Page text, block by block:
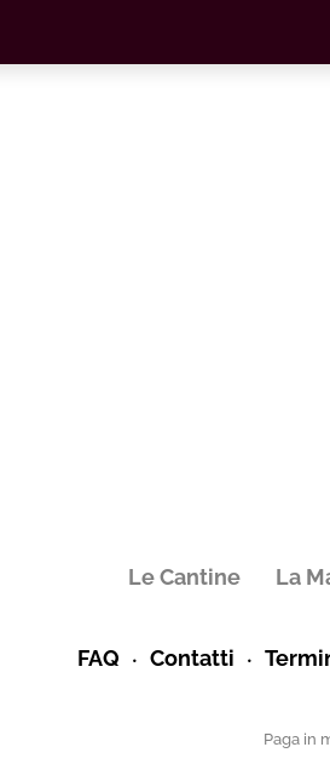
Le Cantine La
FAQ Contatti
Paga in